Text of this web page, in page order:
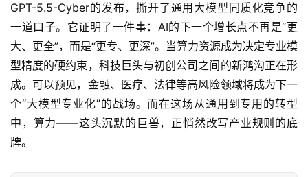
GPT-5.5-Cyber的发布，撕开了通用大模型同质化竞争的
一道口子。它证明了一件事：AI的下一个增长点不再是“更
大、更全”，而是“更专、更深”。当算力资源成为决定专业模
型精度的硬约束，科技巨头与初创公司之间的新鸿沟正在形
成。可以预见，金融、医疗、法律等高风险领域将成为下一
个“大模型专业化”的战场。而在这场从通用到专用的转型
中，算力——这头沉默的巨兽，正悄然改写产业规则的底
牌。